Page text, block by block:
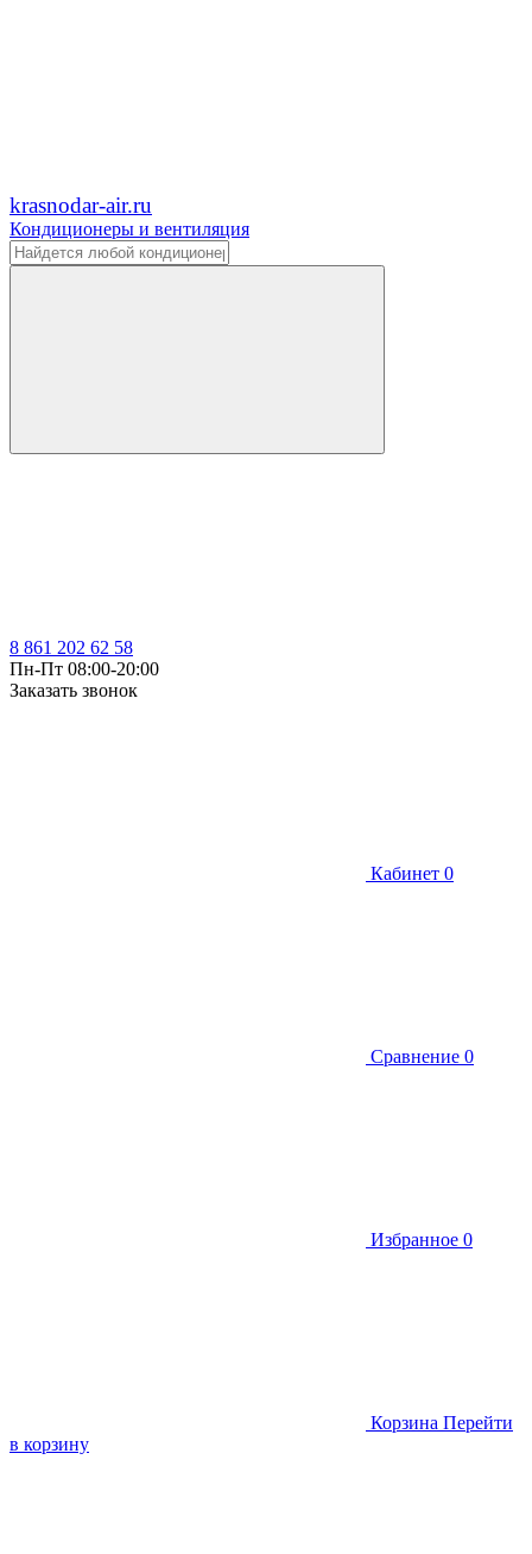
krasnodar-air.ru
Кондиционеры и вентиляция
8 861 202 62 58
Пн-Пт 08:00-20:00
Заказать звонок
Кабинет 0
Сравнение 0
Избранное 0
Корзина Перейти
в корзину